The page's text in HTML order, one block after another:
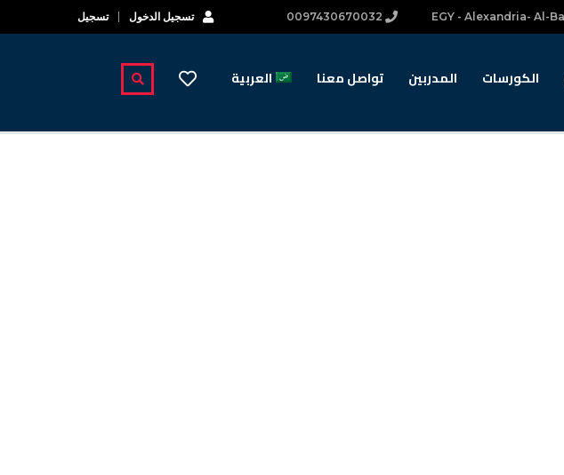
تسجيل الدخول تسجيل
الكورسات المدربين تواصل معنا العربية